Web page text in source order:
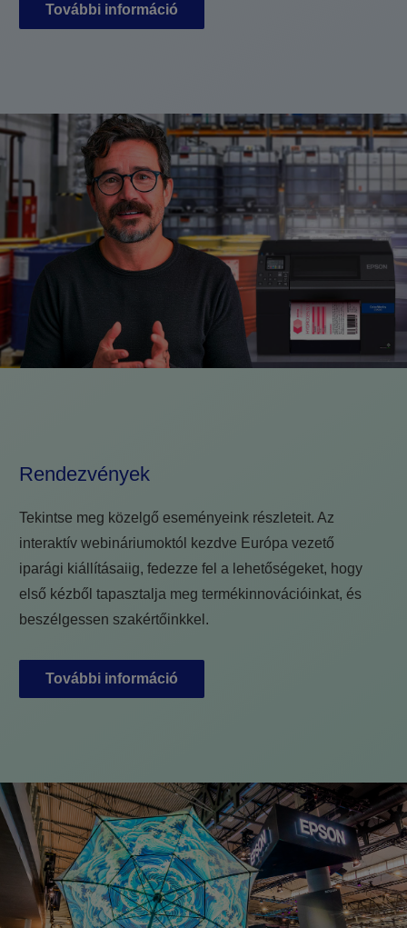
További információ
Rendezvények
Tekintse meg közelgő eseményeink részleteit. Az
interaktív webináriumoktól kezdve Európa vezető
iparági kiállításaiig, fedezze fel a lehetőségeket, hogy
első kézből tapasztalja meg termékinnovációinkat, és
beszélgessen szakértőinkkel.
További információ